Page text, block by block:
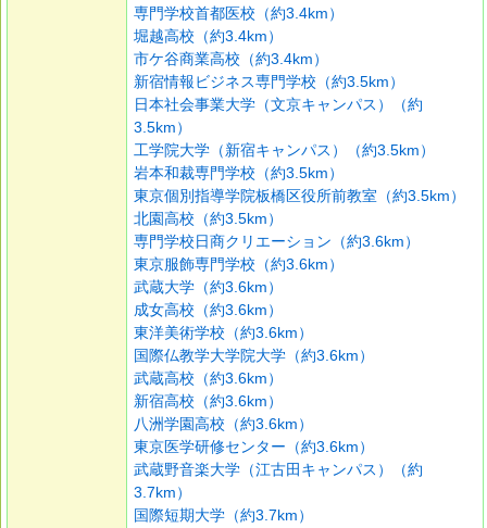
専門学校首都医校（約3.4km）
堀越高校（約3.4km）
市ケ谷商業高校（約3.4km）
新宿情報ビジネス専門学校（約3.5km）
日本社会事業大学（文京キャンパス）（約
3.5km）
工学院大学（新宿キャンパス）（約3.5km）
岩本和裁専門学校（約3.5km）
東京個別指導学院板橋区役所前教室（約3.5km）
北園高校（約3.5km）
専門学校日商クリエーション（約3.6km）
東京服飾専門学校（約3.6km）
武蔵大学（約3.6km）
成女高校（約3.6km）
東洋美術学校（約3.6km）
国際仏教学大学院大学（約3.6km）
武蔵高校（約3.6km）
新宿高校（約3.6km）
八洲学園高校（約3.6km）
東京医学研修センター（約3.6km）
武蔵野音楽大学（江古田キャンパス）（約
3.7km）
国際短期大学（約3.7km）